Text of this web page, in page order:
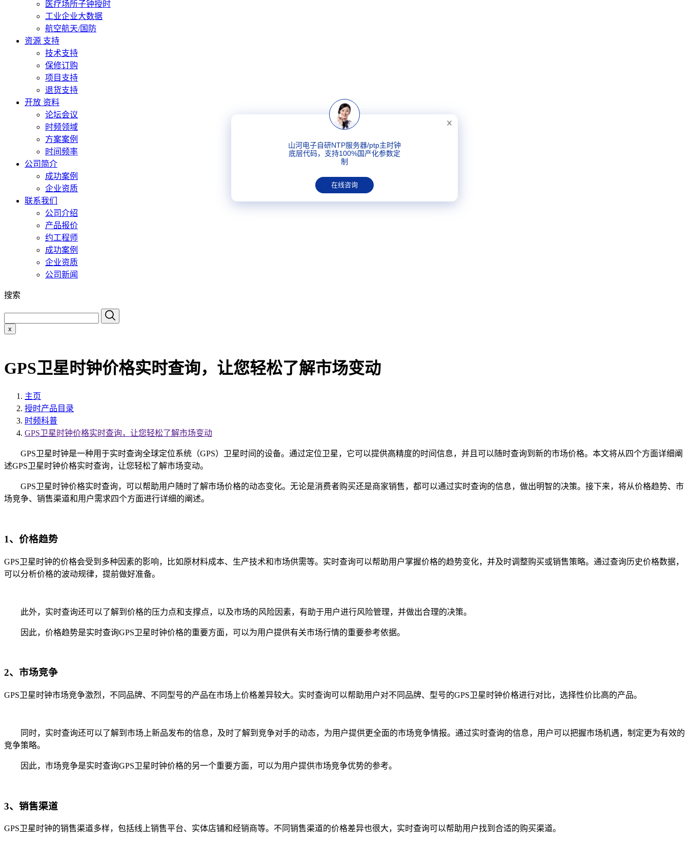
医疗场所子钟授时
工业企业大数据
航空航天/国防
资源 支持
技术支持
保修订购
项目支持
退货支持
开放 资料
论坛会议
时频领域
方案案例
时间频率
公司简介
成功案例
企业资质
联系我们
公司介绍
产品报价
约工程师
成功案例
企业资质
公司新闻
搜索
x
GPS卫星时钟价格实时查询，让您轻松了解市场变动
主页
授时产品目录
时频科普
GPS卫星时钟价格实时查询，让您轻松了解市场变动
GPS卫星时钟是一种用于实时查询全球定位系统（GPS）卫星时间的设备。通过定位卫星，它可以提供高精度的时间信息，并且可以随时查询到新的市场价格。本文将从四个方面详细阐
述GPS卫星时钟价格实时查询，让您轻松了解市场变动。
GPS卫星时钟价格实时查询，可以帮助用户随时了解市场价格的动态变化。无论是消费者购买还是商家销售，都可以通过实时查询的信息，做出明智的决策。接下来，将从价格趋势、市
场竞争、销售渠道和用户需求四个方面进行详细的阐述。
1、价格趋势
GPS卫星时钟的价格会受到多种因素的影响，比如原材料成本、生产技术和市场供需等。实时查询可以帮助用户掌握价格的趋势变化，并及时调整购买或销售策略。通过查询历史价格数据，
可以分析价格的波动规律，提前做好准备。
此外，实时查询还可以了解到价格的压力点和支撑点，以及市场的风险因素，有助于用户进行风险管理，并做出合理的决策。
因此，价格趋势是实时查询GPS卫星时钟价格的重要方面，可以为用户提供有关市场行情的重要参考依据。
2、市场竞争
GPS卫星时钟市场竞争激烈，不同品牌、不同型号的产品在市场上价格差异较大。实时查询可以帮助用户对不同品牌、型号的GPS卫星时钟价格进行对比，选择性价比高的产品。
同时，实时查询还可以了解到市场上新品发布的信息，及时了解到竞争对手的动态，为用户提供更全面的市场竞争情报。通过实时查询的信息，用户可以把握市场机遇，制定更为有效的
竞争策略。
因此，市场竞争是实时查询GPS卫星时钟价格的另一个重要方面，可以为用户提供市场竞争优势的参考。
3、销售渠道
GPS卫星时钟的销售渠道多样，包括线上销售平台、实体店铺和经销商等。不同销售渠道的价格差异也很大，实时查询可以帮助用户找到合适的购买渠道。
山河电子自研NTP服务器/ptp主时钟
底层代码，支持100%国产化参数定
制
在线咨询